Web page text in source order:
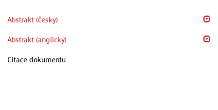
Abstrakt (česky)
Abstrakt (anglicky)
Citace dokumentu